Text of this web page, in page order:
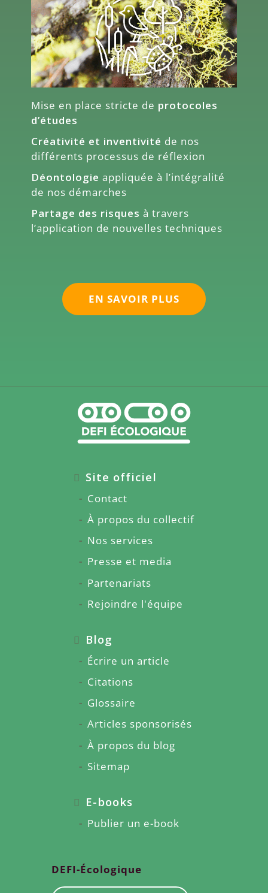
Mise en place stricte de protocoles
d’études
Créativité et inventivité de nos
différents processus de réflexion
Déontologie appliquée à l’intégralité
de nos démarches
Partage des risques à travers
l’application de nouvelles techniques
EN SAVOIR PLUS
Site officiel
Contact
À propos du collectif
Nos services
Presse et media
Partenariats
Rejoindre l'équipe
Blog
Écrire un article
Citations
Glossaire
Articles sponsorisés
À propos du blog
Sitemap
E-books
Publier un e-book
DEFI-Écologique